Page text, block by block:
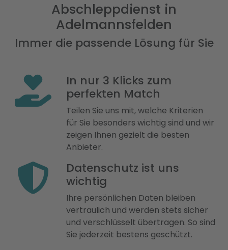
Abschleppdienst in
Adelmannsfelden
Immer die passende Lösung für Sie
In nur 3 Klicks zum
perfekten Match
Teilen Sie uns mit, welche Kriterien
für Sie besonders wichtig sind und wir
zeigen Ihnen gezielt die besten
Anbieter.
Datenschutz ist uns
wichtig
Ihre persönlichen Daten bleiben
vertraulich und werden stets sicher
und verschlüsselt übertragen. So sind
Sie jederzeit bestens geschützt.